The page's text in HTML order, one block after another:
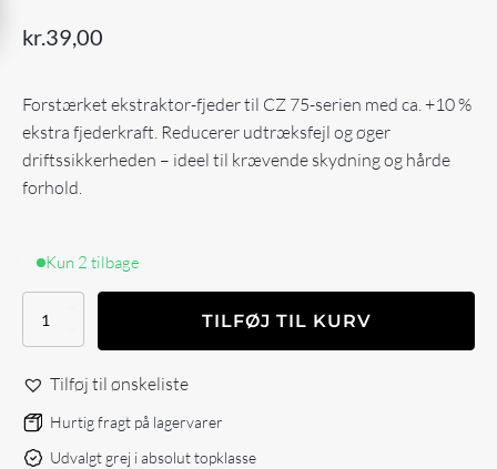
kr.39,00
Forstærket ekstraktor-fjeder til CZ 75-serien med ca. +10 %
ekstra fjederkraft. Reducerer udtræksfejl og øger
driftssikkerheden – ideel til krævende skydning og hårde
forhold.
Kun 2 tilbage
Eemann
Extractor
Spring
(+10%
power)
for
TILFØJ TIL KURV
Tilføj til ønskeliste
Hurtig fragt på lagervarer
Udvalgt grej i absolut topklasse